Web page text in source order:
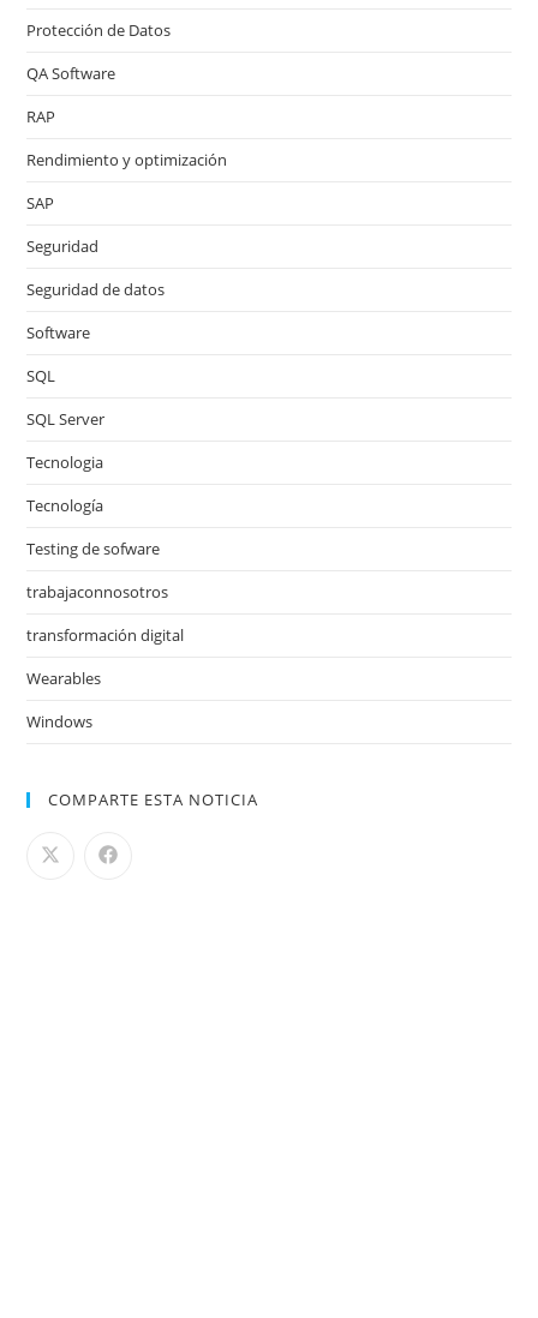
Protección de Datos
QA Software
RAP
Rendimiento y optimización
SAP
Seguridad
Seguridad de datos
Software
SQL
SQL Server
Tecnologia
Tecnología
Testing de sofware
trabajaconnosotros
transformación digital
Wearables
Windows
COMPARTE ESTA NOTICIA